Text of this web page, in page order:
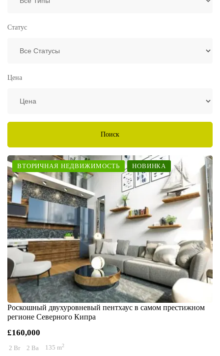
Статус
Цена
Поиск
ВТОРИЧНАЯ НЕДВИЖИМОСТЬ НОВИНКА
Роскошный двухуровневый пентхаус в самом престижном
регионе Северного Кипра
£160,000
2 Br 2 Ba 135 m2